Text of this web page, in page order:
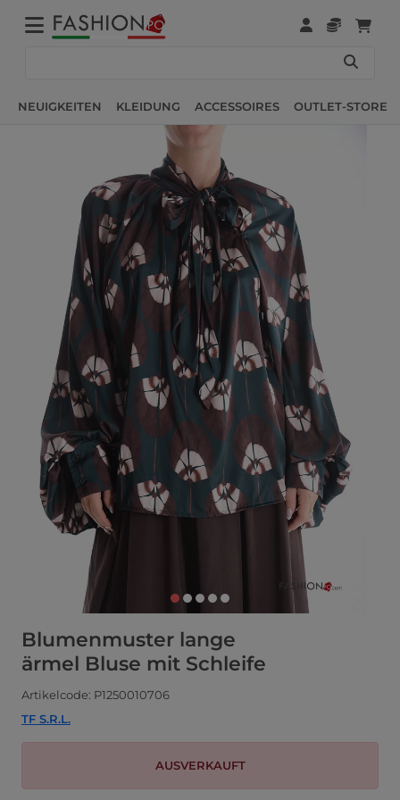
NEUIGKEITEN KLEIDUNG ACCESSOIRES OUTLET-STORE
Blumenmuster lange
ärmel Bluse mit Schleife
Artikelcode: P1250010706
TF S.R.L.
AUSVERKAUFT